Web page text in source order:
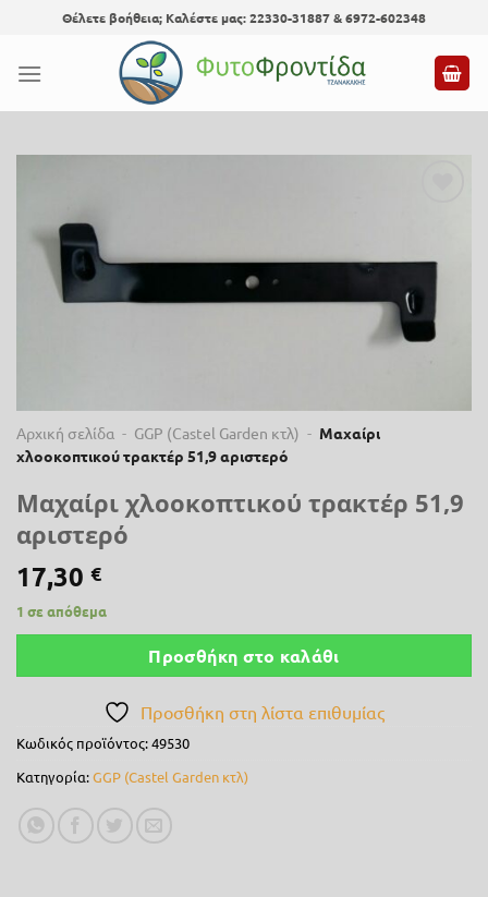
content
Θέλετε βοήθεια; Καλέστε μας: 22330-31887 & 6972-602348
επιθυμίας
Αρχική σελίδα - GGP (Castel Garden κτλ) - Μαχαίρι
χλοοκοπτικού τρακτέρ 51,9 αριστερό
Μαχαίρι χλοοκοπτικού τρακτέρ 51,9
αριστερό
17,30 €
1 σε απόθεμα
Προσθήκη στο καλάθι
Προσθήκη στη λίστα επιθυμίας
Κωδικός προϊόντος:49530
Κατηγορία:GGP (Castel Garden κτλ)